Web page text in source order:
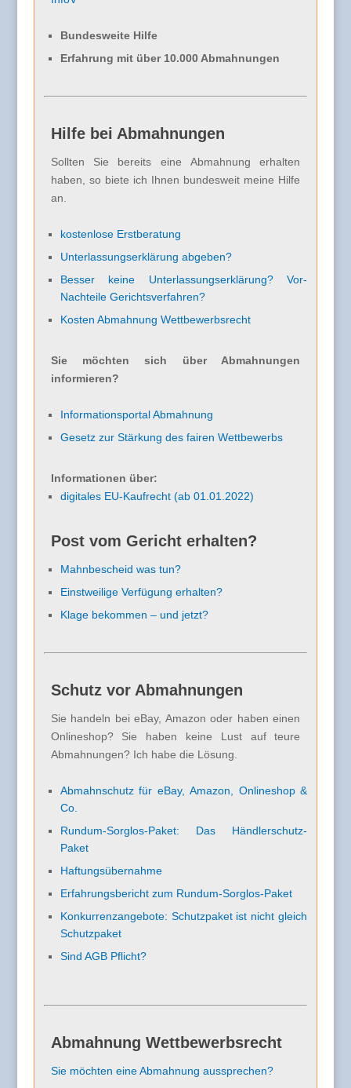
Bundesweite Hilfe
Erfahrung mit über 10.000 Abmahnungen
Hilfe bei Abmahnungen
Sollten Sie bereits eine Abmahnung erhalten
haben, so biete ich Ihnen bundesweit meine Hilfe
an.
kostenlose Erstberatung
Unterlassungserklärung abgeben?
Besser keine Unterlassungserklärung? Vor-
Nachteile Gerichtsverfahren?
Kosten Abmahnung Wettbewerbsrecht
Sie möchten sich über Abmahnungen
informieren?
Informationsportal Abmahnung
Gesetz zur Stärkung des fairen Wettbewerbs
Informationen über:
digitales EU-Kaufrecht (ab 01.01.2022)
Post vom Gericht erhalten?
Mahnbescheid was tun?
Einstweilige Verfügung erhalten?
Klage bekommen – und jetzt?
Schutz vor Abmahnungen
Sie handeln bei eBay, Amazon oder haben einen
Onlineshop? Sie haben keine Lust auf teure
Abmahnungen? Ich habe die Lösung.
Abmahnschutz für eBay, Amazon, Onlineshop &
Co.
Rundum-Sorglos-Paket: Das Händlerschutz-
Paket
Haftungsübernahme
Erfahrungsbericht zum Rundum-Sorglos-Paket
Konkurrenzangebote: Schutzpaket ist nicht gleich
Schutzpaket
Sind AGB Pflicht?
Abmahnung Wettbewerbsrecht
Sie möchten eine Abmahnung aussprechen?